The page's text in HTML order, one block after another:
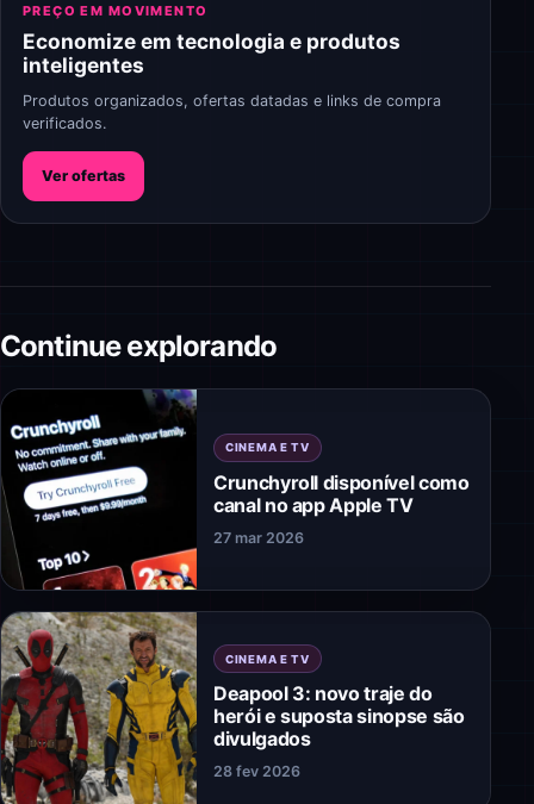
PREÇO EM MOVIMENTO
Economize em tecnologia e produtos
inteligentes
Produtos organizados, ofertas datadas e links de compra
verificados.
Ver ofertas
Continue explorando
CINEMA E TV
Crunchyroll disponível como
canal no app Apple TV
27 mar 2026
CINEMA E TV
Deapool 3: novo traje do
herói e suposta sinopse são
divulgados
28 fev 2026